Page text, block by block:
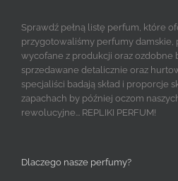
Sprawdź pełną listę perfum, które
przygotowaliśmy perfumy damskie,
wycofane z produkcji oraz ozdobne
sprzedawane detalicznie oraz
specjaliści badają skład i proporcje
zapachach by później oczom
rewolucyjne... REPLIKI PERFUM!
Dlaczego nasze perfumy?